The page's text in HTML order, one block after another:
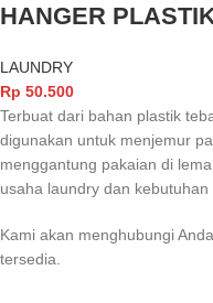
HANGER
LAUNDRY
Rp 50.500
Terbuat dari bahan plastik
digunakan untuk menjemur
menggantung pakaian di
usaha laundry dan kebutuhan
Kami akan menghubungi
tersedia.